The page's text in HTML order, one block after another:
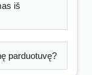
iš
parduotuvę?